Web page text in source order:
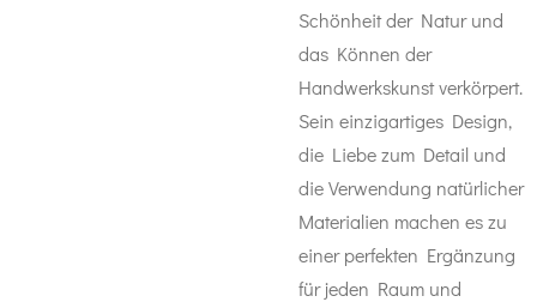
Schönheit der Natur und
das Können der
Handwerkskunst verkörpert.
Sein einzigartiges Design,
die Liebe zum Detail und
die Verwendung natürlicher
Materialien machen es zu
einer perfekten Ergänzung
für jeden Raum und